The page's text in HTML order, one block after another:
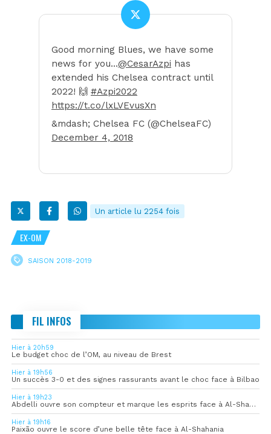
Good morning Blues, we have some
news for you…@CesarAzpi has
extended his Chelsea contract until
2022! 🙌 #Azpi2022
https://t.co/lxLVEvusXn
&mdash; Chelsea FC (@ChelseaFC)
December 4, 2018
Un article lu 2254 fois
EX-OM
SAISON 2018-2019
FIL INFOS
Hier à 20h59
Le budget choc de l’OM, au niveau de Brest
Hier à 19h56
Un succès 3-0 et des signes rassurants avant le choc face à Bilbao
Hier à 19h23
Abdelli ouvre son compteur et marque les esprits face à Al-Shahania
Hier à 19h16
Paixão ouvre le score d’une belle tête face à Al-Shahania